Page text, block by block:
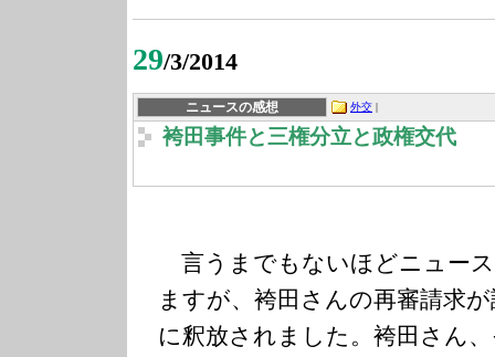
29/3/2014
ニュースの感想 外交 |
袴田事件と三権分立と政権交代
言うまでもないほどニュー
ますが、袴田さんの再審請求
に釈放されました。袴田さん